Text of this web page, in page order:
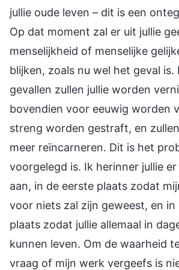
jullie oude leven – dit is een
Op dat moment zal er uit jullie
menselijkheid of menselijke
blijken, zoals nu wel het geval is.
gevallen zullen jullie worden
bovendien voor eeuwig worden
streng worden gestraft, en
meer reïncarneren. Dit is het
voorgelegd is. Ik herinner jullie
aan, in de eerste plaats zodat
voor niets zal zijn geweest, en in
plaats zodat jullie allemaal in
kunnen leven. Om de waarheid
vraag of mijn werk vergeefs is